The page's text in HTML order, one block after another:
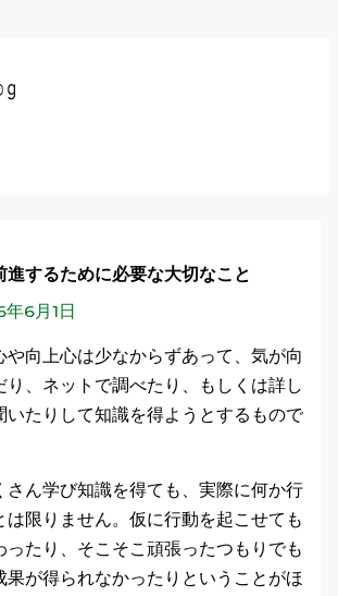
進するために必要な大切なこと
6月1日
や向上心は少なからずあって、気が向
り、ネットで調べたり、もしくは詳し
いたりして知識を得ようとするもので
さん学び知識を得ても、実際に何か行
は限りません。仮に行動を起こせても
ったり、そこそこ頑張ったつもりでも
果が得られなかったりということがほ